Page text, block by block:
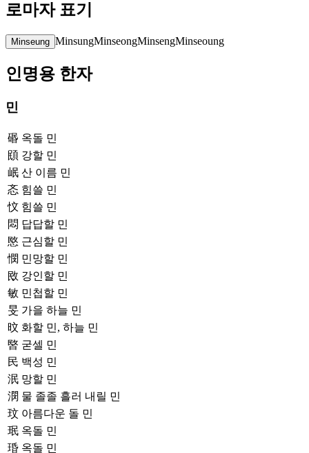
로마자 표기
Minseung MinsungMinseongMinsengMinseoung
인명용 한자
민
䃉 옥돌 민
䪸 강할 민
岷 산 이름 민
忞 힘쓸 민
忟 힘쓸 민
悶 답답할 민
愍 근심할 민
憫 민망할 민
敃 강인할 민
敏 민첩할 민
旻 가을 하늘 민
旼 화할 민, 하늘 민
暋 굳셀 민
民 백성 민
泯 망할 민
潣 물 졸졸 흘러 내릴 민
玟 아름다운 돌 민
珉 옥돌 민
琘 옥돌 민